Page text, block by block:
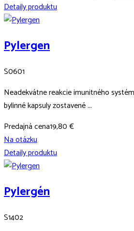
Detaily produktu
Pylergen
S0601
Neadekvátne reakcie imunitného
bylinné kapsuly zostavené ...
Predajná cena19,80 €
Na otázku
Detaily produktu
Pylergén
S1402